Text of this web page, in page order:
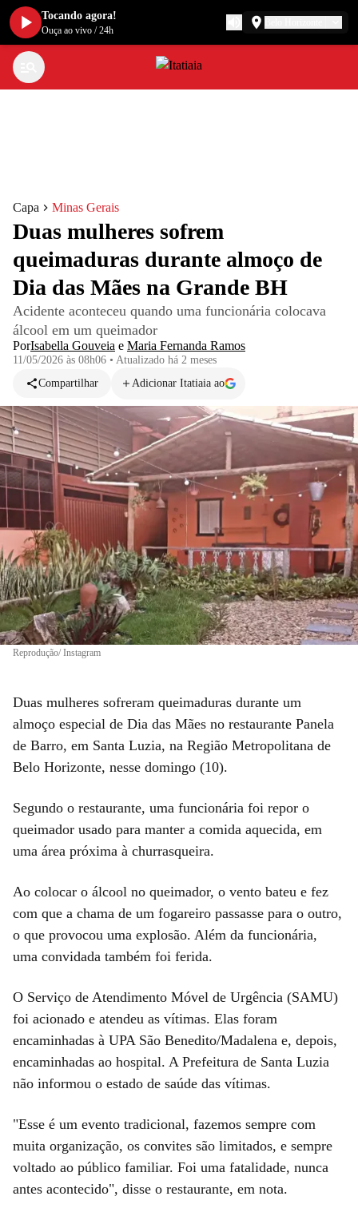
Capa Minas Gerais
Duas mulheres sofrem
queimaduras durante almoço de
Dia das Mães na Grande BH
Acidente aconteceu quando uma funcionária colocava
álcool em um queimador
PorIsabella Gouveia e Maria Fernanda Ramos
11/05/2026 às 08h06 • Atualizado há 2 meses
Compartilhar
Adicionar Itatiaia ao
Reprodução/ Instagram
Duas mulheres sofreram queimaduras durante um
almoço especial de Dia das Mães no restaurante Panela
de Barro, em Santa Luzia, na Região Metropolitana de
Belo Horizonte, nesse domingo (10).
Segundo o restaurante, uma funcionária foi repor o
queimador usado para manter a comida aquecida, em
uma área próxima à churrasqueira.
Ao colocar o álcool no queimador, o vento bateu e fez
com que a chama de um fogareiro passasse para o outro,
o que provocou uma explosão. Além da funcionária,
uma convidada também foi ferida.
O Serviço de Atendimento Móvel de Urgência (SAMU)
foi acionado e atendeu as vítimas. Elas foram
encaminhadas à UPA São Benedito/Madalena e, depois,
encaminhadas ao hospital. A Prefeitura de Santa Luzia
não informou o estado de saúde das vítimas.
"Esse é um evento tradicional, fazemos sempre com
muita organização, os convites são limitados, e sempre
voltado ao público familiar. Foi uma fatalidade, nunca
antes acontecido", disse o restaurante, em nota.
Tocando agora!
Ouça ao vivo /24h